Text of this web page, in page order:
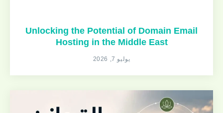
Unlocking the Potential of Domain Email
Hosting in the Middle East
يوليو 7, 2026